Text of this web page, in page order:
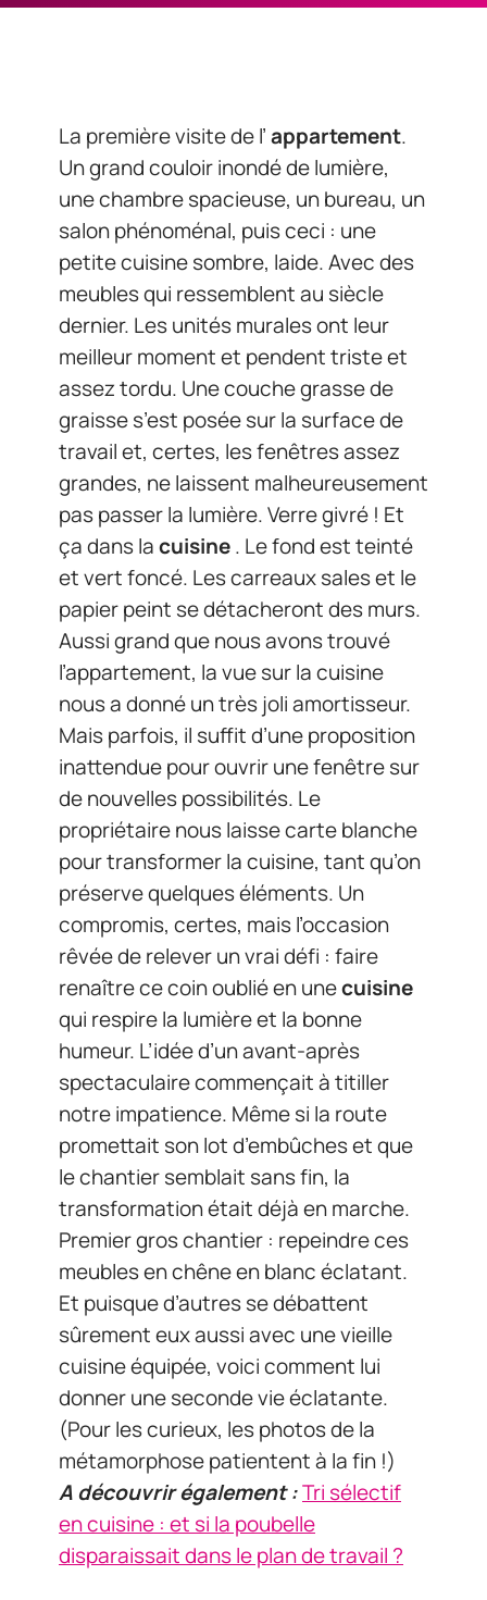
La première visite de l’appartement.
Un grand couloir inondé de lumière,
une chambre spacieuse, un bureau, un
salon phénoménal, puis ceci : une
petite cuisine sombre, laide. Avec des
meubles qui ressemblent au siècle
dernier. Les unités murales ont leur
meilleur moment et pendent triste et
assez tordu. Une couche grasse de
graisse s’est posée sur la surface de
travail et, certes, les fenêtres assez
grandes, ne laissent malheureusement
pas passer la lumière. Verre givré ! Et
ça dans lacuisine. Le fond est teinté
et vert foncé. Les carreaux sales et le
papier peint se détacheront des murs.
Aussi grand que nous avons trouvé
l’appartement, la vue sur la cuisine
nous a donné un très joli amortisseur.
Mais parfois, il suffit d’une proposition
inattendue pour ouvrir une fenêtre sur
de nouvelles possibilités. Le
propriétaire nous laisse carte blanche
pour transformer la cuisine, tant qu’on
préserve quelques éléments. Un
compromis, certes, mais l’occasion
rêvée de relever un vrai défi : faire
renaître ce coin oublié en unecuisine
qui respire la lumière et la bonne
humeur. L’idée d’un avant-après
spectaculaire commençait à titiller
notre impatience. Même si la route
promettait son lot d’embûches et que
le chantier semblait sans fin, la
transformation était déjà en marche.
Premier gros chantier : repeindre ces
meubles en chêne en blanc éclatant.
Et puisque d’autres se débattent
sûrement eux aussi avec une vieille
cuisine équipée, voici comment lui
donner une seconde vie éclatante.
(Pour les curieux, les photos de la
métamorphose patientent à la fin !)
A découvrir également :Tri sélectif
en cuisine : et si la poubelle
disparaissait dans le plan de travail ?